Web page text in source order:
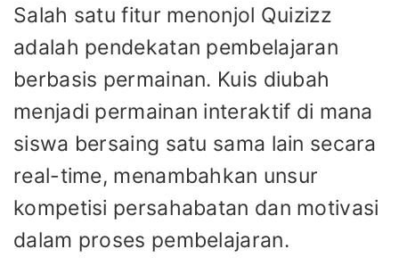
Salah satu fitur menonjol Quizizz
adalah pendekatan pembelajaran
berbasis permainan. Kuis diubah
menjadi permainan interaktif di mana
siswa bersaing satu sama lain secara
real-time, menambahkan unsur
kompetisi persahabatan dan motivasi
dalam proses pembelajaran.